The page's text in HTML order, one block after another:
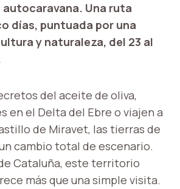
autocaravana. Una ruta
días, puntuada por una
y naturaleza, del 23 al
del aceite de oliva,
en el Delta del Ebre o viajen a
de Miravet, las tierras de
cambio total de escenario.
Cataluña, este territorio
más que una simple visita.